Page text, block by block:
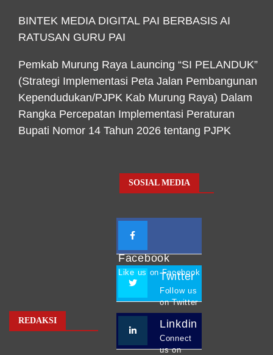
BINTEK MEDIA DIGITAL PAI BERBASIS AI
RATUSAN GURU PAI
Pemkab Murung Raya Launcing “SI PELANDUK”
(Strategi Implementasi Peta Jalan Pembangunan
Kependudukan/PJPK Kab Murung Raya) Dalam
Rangka Percepatan Implementasi Peraturan
Bupati Nomor 14 Tahun 2026 tentang PJPK
REDAKSI
SOSIAL MEDIA
Facebook
Like us on Facebook
Twitter
Follow us
on Twitter
Linkdin
Connect
us on